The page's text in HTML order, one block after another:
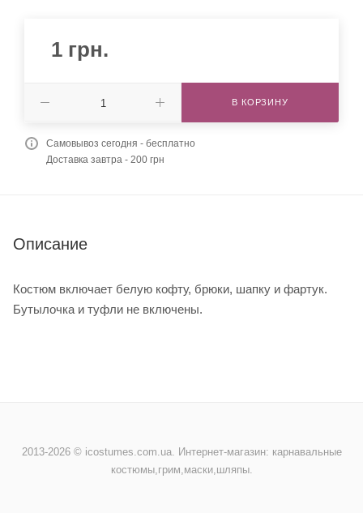
1 грн.
В КОРЗИНУ
Самовывоз сегодня - бесплатно
Доставка завтра - 200 грн
Описание
Костюм включает белую кофту, брюки, шапку и фартук.
Бутылочка и туфли не включены.
2013-2026 © icostumes.com.ua. Интернет-магазин: карнавальные
костюмы,грим,маски,шляпы.